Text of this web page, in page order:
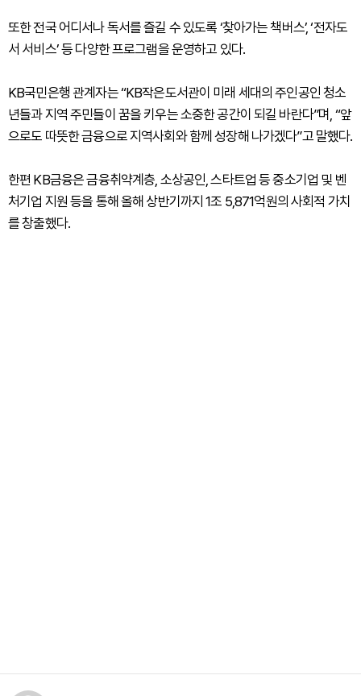
또한 전국 어디서나 독서를 즐길 수 있도록 ‘찾아가는 책버스’, ‘전자도
서 서비스’ 등 다양한 프로그램을 운영하고 있다.
KB국민은행 관계자는 “KB작은도서관이 미래 세대의 주인공인 청소
년들과 지역 주민들이 꿈을 키우는 소중한 공간이 되길 바란다”며, “앞
으로도 따뜻한 금융으로 지역사회와 함께 성장해 나가겠다”고 말했다.
한편 KB금융은 금융취약계층, 소상공인, 스타트업 등 중소기업 및 벤
처기업 지원 등을 통해 올해 상반기까지 1조 5,871억원의 사회적 가치
를 창출했다.